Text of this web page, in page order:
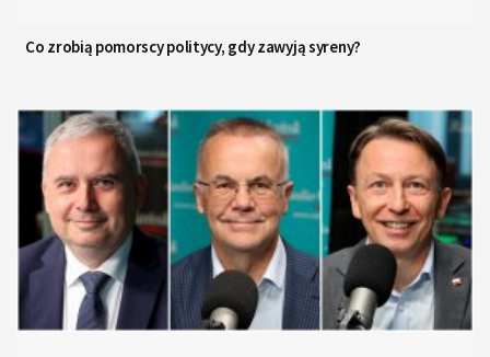
Co zrobią pomorscy politycy, gdy zawyją syreny?